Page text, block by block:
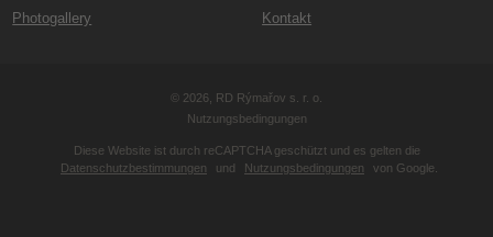
Photogallery Kontakt
© 2026, RD Rýmařov s. r. o.
Nutzungsbedingungen
Diese Website ist durch reCAPTCHA geschützt und es gelten die
Datenschutzbestimmungen
und Nutzungsbedingungen von Google.